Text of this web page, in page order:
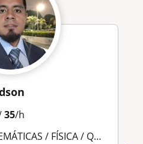
35/h
virtuales y presenciales (nivel básico a UNI)